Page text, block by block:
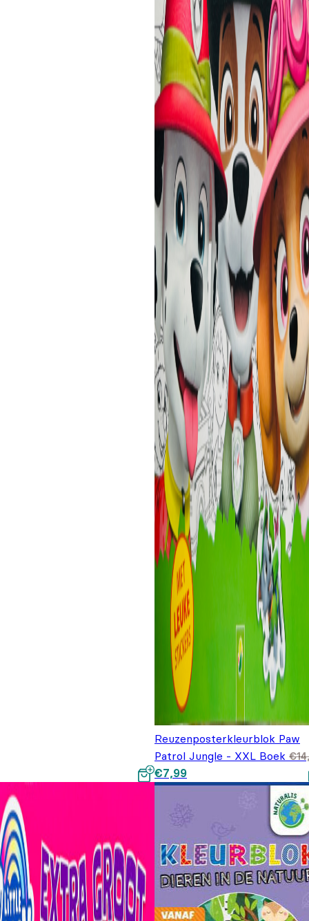
Reuzenposterkleurblok Paw
Patrol Jungle - XXL Boek €
Oorspronkelijke prijs was:
€14,99.
€7,99Huidige prijs is: €7,99.